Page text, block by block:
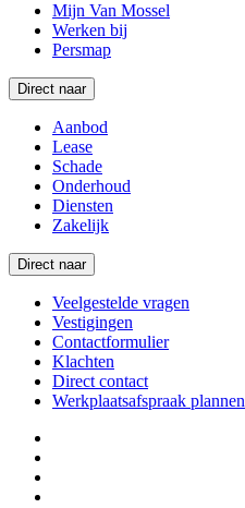
Mijn Van Mossel
Werken bij
Persmap
Direct naar
Aanbod
Lease
Schade
Onderhoud
Diensten
Zakelijk
Direct naar
Veelgestelde vragen
Vestigingen
Contactformulier
Klachten
Direct contact
Werkplaatsafspraak plannen